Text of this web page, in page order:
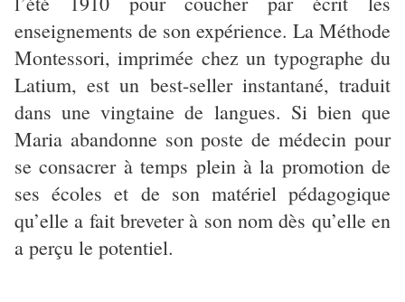
enseignements de son expérience. La Méthode
Montessori, imprimée chez un typographe du
Latium, est un best-seller instantané, traduit
dans une vingtaine de langues. Si bien que
Maria abandonne son poste de médecin pour
se consacrer à temps plein à la promotion de
ses écoles et de son matériel pédagogique
qu’elle a fait breveter à son nom dès qu’elle en
a perçu le potentiel.